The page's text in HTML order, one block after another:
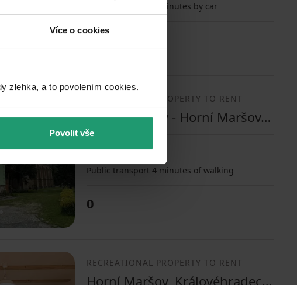
Více o cookies
zlehka, a to povolením cookies.​
Povolit vše
Public transport 5 minutes by car
0
RECREATIONAL PROPERTY TO RENT
Horní Maršov - Horní Maršov, Královéhradecký Region
6 ložnic
Public transport 4 minutes of walking
0
RECREATIONAL PROPERTY TO RENT
Horní Maršov, Královéhradecký Region